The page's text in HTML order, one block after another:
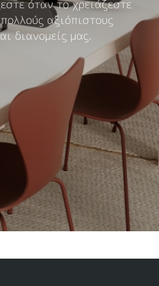
όταν το χρειάζεστε
αξιόπιστους
διανομείς μας.